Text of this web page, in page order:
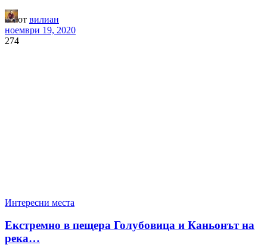
от вилиан
ноември 19, 2020
274
Интересни места
Екстремно в пещера Голубовица и Каньонът на
река…